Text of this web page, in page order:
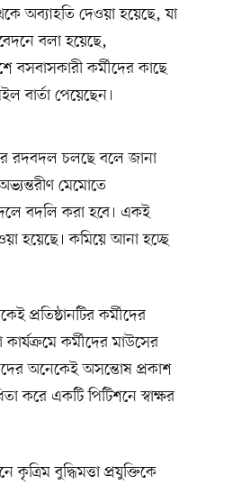
অব্যাহতি দেওয়া হয়েছে, যা
বলা হয়েছে,
বসবাসকারী কর্মীদের কাছে
বার্তা পেয়েছেন।
রদবদল চলছে বলে জানা
মেমোতে
বদলি করা হবে। একই
হয়েছে। কমিয়ে আনা হচ্ছে
প্রতিষ্ঠানটির কর্মীদের
কর্মীদের মাউসের
অনেকেই অসন্তোষ প্রকাশ
করে একটি পিটিশনে স্বাক্ষর
কৃত্রিম বুদ্ধিমত্তা প্রযুক্তিকে